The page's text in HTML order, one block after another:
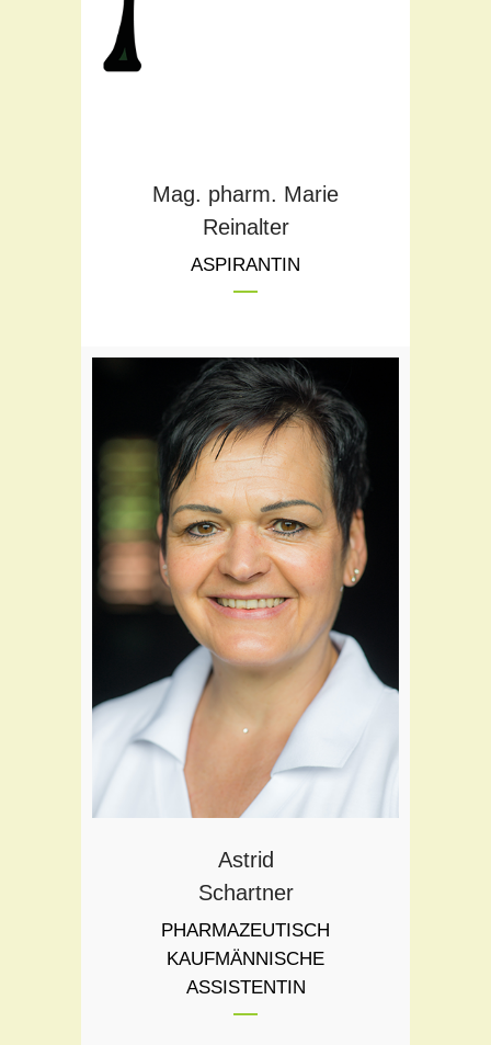
Mag. pharm. Marie
Reinalter
ASPIRANTIN
Teil des Flora Teams seit:1994
Schwerpunkte:
Raucherentwöhnung
Seniorenheimbetreuung
Rezeptabrechnung
Astrid
Schartner
PHARMAZEUTISCH
KAUFMÄNNISCHE
ASSISTENTIN